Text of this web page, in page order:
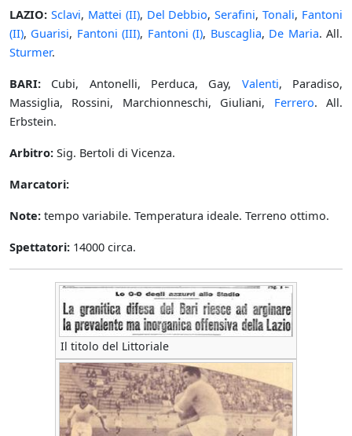
LAZIO: Sclavi, Mattei (II), Del Debbio,Serafini,Tonali, Fantoni
(II), Guarisi, Fantoni (III), Fantoni (I), Buscaglia, De Maria. All.
Sturmer.
BARI: Cubi, Antonelli, Perduca, Gay, Valenti, Paradiso,
Massiglia, Rossini, Marchionneschi, Giuliani, Ferrero. All.
Erbstein.
Arbitro: Sig. Bertoli di Vicenza.
Marcatori:
Note: tempo variabile. Temperatura ideale. Terreno ottimo.
Spettatori: 14000 circa.
Il titolo del Littoriale